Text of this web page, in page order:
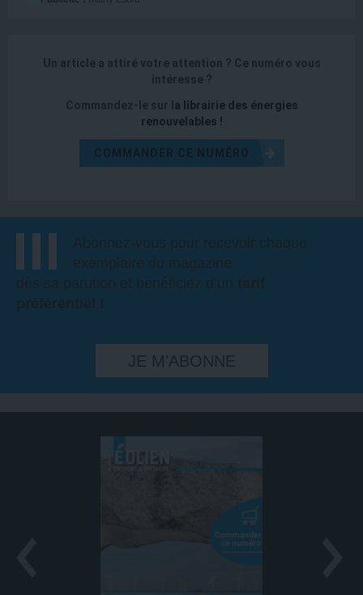
Un article a attiré votre attention ? Ce numéro vous
intéresse ?
Commandez-le sur la librairie des énergies
renouvelables !
COMMANDER CE NUMÉRO
JE M'ABONNE